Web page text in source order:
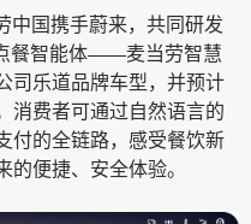
中国携手蔚来，共同研发
餐智能体——麦当劳智慧
司乐道品牌车型，并预计
消费者可通过自然语言的
付的全链路，感受餐饮新
便捷、安全体验。